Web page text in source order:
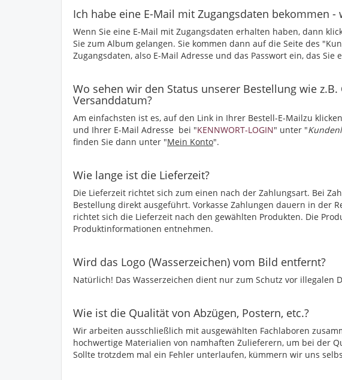
Ich habe eine E-Mail mit Zugangsdaten bekommen -
Wenn Sie eine E-Mail mit Zugangsdaten erhalten haben, dann
Sie zum Album gelangen. Sie kommen dann auf die Seite des
Zugangsdaten, also E-Mail Adresse und das Passwort ein, das Sie
Wo sehen wir den Status unserer Bestellung wie
Versanddatum?
Am einfachsten ist es, auf den Link in Ihrer Bestell-E-Mailzu
und Ihrer E-Mail Adresse bei "KENNWORT-LOGIN" unter "
finden Sie dann unter "Mein Konto".
Wie lange ist die Lieferzeit?
Die Lieferzeit richtet sich zum einen nach der Zahlungsart. Bei
Bestellung direkt ausgeführt. Vorkasse Zahlungen dauern in der
richtet sich die Lieferzeit nach den gewählten Produkten. Die
Produktinformationen entnehmen.
Wird das Logo (Wasserzeichen) vom Bild entfernt?
Natürlich! Das Wasserzeichen dient nur zum Schutz vor illegalen
Wie ist die Qualität von Abzügen, Postern, etc.?
Wir arbeiten ausschließlich mit ausgewählten Fachlaboren
hochwertige Materialien von namhaften Zulieferern, um bei der
Sollte trotzdem mal ein Fehler unterlaufen, kümmern wir uns